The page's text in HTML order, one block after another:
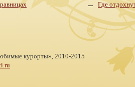
Где
курорты», 2010-2015